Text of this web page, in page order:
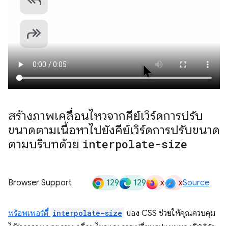
สร้างภาพเคลื่อนไหวจากคีย์เวิร์ดการปรับ
ขนาดตามเนื้อหาไปยังคีย์เวิร์ดการปรับขนาด
ตามบริบทด้วย interpolate-size
Browser Support 129 129 x xSource
พร็อพเพอร์ตี้ interpolate-size ของ CSS ช่วยให้คุณควบคุม